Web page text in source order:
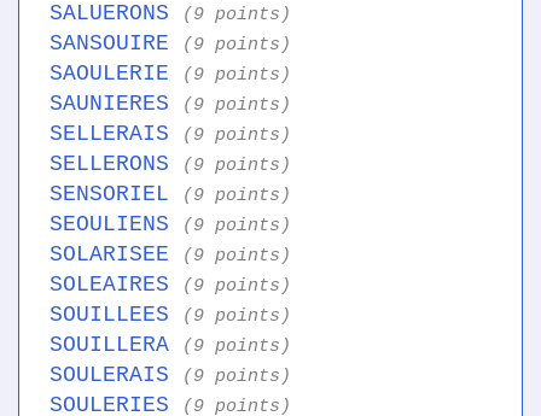
SALUERONS (9 points)
SANSOUIRE (9 points)
SAOULERIE (9 points)
SAUNIERES (9 points)
SELLERAIS (9 points)
SELLERONS (9 points)
SENSORIEL (9 points)
SEOULIENS (9 points)
SOLARISEE (9 points)
SOLEAIRES (9 points)
SOUILLEES (9 points)
SOUILLERA (9 points)
SOULERAIS (9 points)
SOULERIES (9 points)